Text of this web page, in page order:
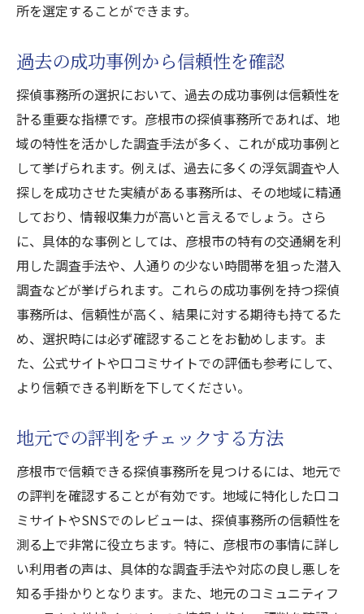
所を選定することができます。
過去の成功事例から信頼性を確認
探偵事務所の選択において、過去の成功事例は信頼性を
計る重要な指標です。彦根市の探偵事務所であれば、地
域の特性を活かした調査手法が多く、これが成功事例と
して挙げられます。例えば、過去に多くの浮気調査や人
探しを成功させた実績がある事務所は、その地域に精通
しており、情報収集力が高いと言えるでしょう。さら
に、具体的な事例としては、彦根市の特有の交通網を利
用した調査手法や、人通りの少ない時間帯を狙った潜入
調査などが挙げられます。これらの成功事例を持つ探偵
事務所は、信頼性が高く、結果に対する期待も持てるた
め、選択時には必ず確認することをお勧めします。ま
た、公式サイトや口コミサイトでの評価も参考にして、
より信頼できる判断を下してください。
地元での評判をチェックする方法
彦根市で信頼できる探偵事務所を見つけるには、地元で
の評判を確認することが有効です。地域に特化した口コ
ミサイトやSNSでのレビューは、探偵事務所の信頼性を
測る上で非常に役立ちます。特に、彦根市の事情に詳し
い利用者の声は、具体的な調査手法や対応の良し悪しを
知る手掛かりとなります。また、地元のコミュニティフ